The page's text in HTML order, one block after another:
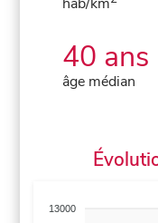
40 ans
âge médian
13000